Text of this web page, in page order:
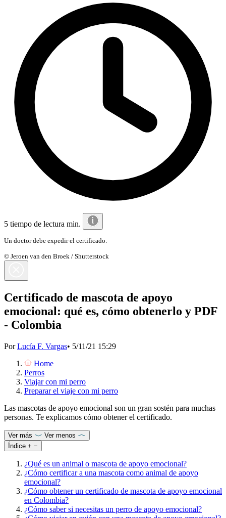
5 tiempo de lectura min.
Un doctor debe expedir el certificado.
© Jeroen van den Broek / Shutterstock
Certificado de mascota de apoyo
emocional: qué es, cómo obtenerlo y PDF
- Colombia
PorLucía F. Vargas• 5/11/21 15:29
Home
Perros
Viajar con mi perro
Preparar el viaje con mi perro
Las mascotas de apoyo emocional son un gran sostén para muchas
personas. Te explicamos cómo obtener el certificado.
Ver más
Ver menos
Índice + −
¿Qué es un animal o mascota de apoyo emocional?
¿Cómo certificar a una mascota como animal de apoyo
emocional?
¿Cómo obtener un certificado de mascota de apoyo emocional
en Colombia?
¿Cómo saber si necesitas un perro de apoyo emocional?